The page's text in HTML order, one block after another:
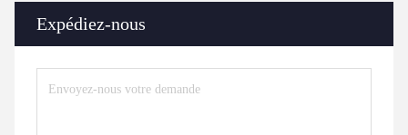
Expédiez-nous